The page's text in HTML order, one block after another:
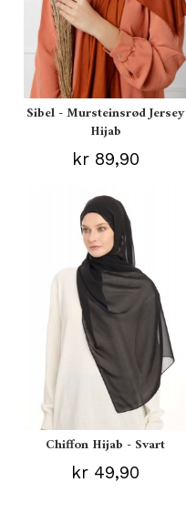
Sibel - Mursteinsrød Jersey
Hijab
kr 89,90
Chiffon Hijab - Svart
kr 49,90